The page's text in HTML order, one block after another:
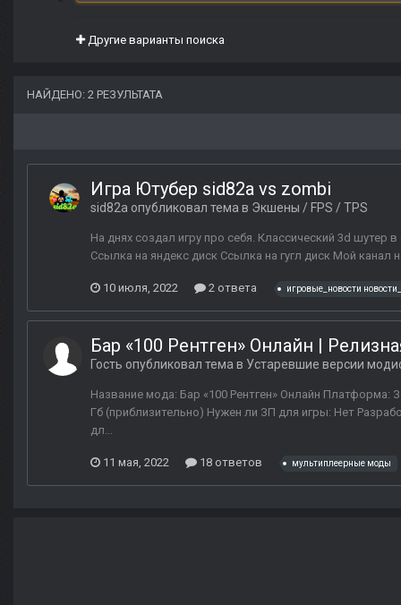
Другие варианты поиска
НАЙДЕНО: 2 РЕЗУЛЬТАТА
Игра Ютубер sid82a vs zombi
sid82a опубликовал тема в Экшены / FPS / TPS
На днях создал игру про себя. Классический 3d
Ссылка на яндекс диск Ссылка на гугл диск Мой канал
10 июля, 2022 2 ответа игровые_новости
Бар «100 Рентген» Онлайн |
Гость опубликовал тема в Устаревшие версии
Название мода: Бар «100 Рентген» Онлайн Платформа:
Гб (приблизительно) Нужен ли ЗП для игры: Нет
дл...
11 мая, 2022 18 ответов мультиплеерные моды